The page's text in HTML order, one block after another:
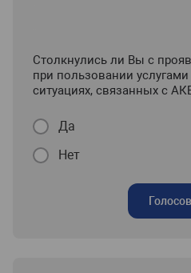
Столкнулись ли Вы с
при пользовании услугами
ситуациях, связанных с
Да
Нет